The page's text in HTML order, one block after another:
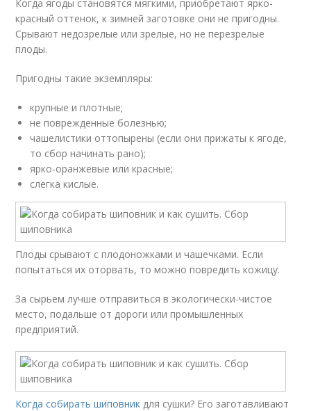
Когда ягоды становятся мягкими, приобретают ярко-
красный оттенок, к зимней заготовке они не пригодны.
Срывают недозрелые или зрелые, но не перезрелые
плоды.
Пригодны такие экземпляры:
крупные и плотные;
не поврежденные болезнью;
чашелистики оттопырены (если они прижаты к ягоде,
то сбор начинать рано);
ярко-оранжевые или красные;
слегка кислые.
Плоды срывают с плодоножками и чашечками. Если
попытаться их оторвать, то можно повредить кожицу.
За сырьем лучше отправиться в экологически-чистое
место, подальше от дороги или промышленных
предприятий.
Когда собирать шиповник для сушки? Его заготавливают